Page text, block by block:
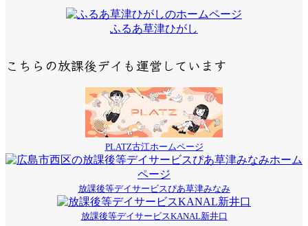
ふるあ草津ひがし
こちらの放課後デイも運営しています
PLATZ古江ホームページ
放課後等デイサービスぴあ草津みなみ
放課後等デイサービスKANAL新井口